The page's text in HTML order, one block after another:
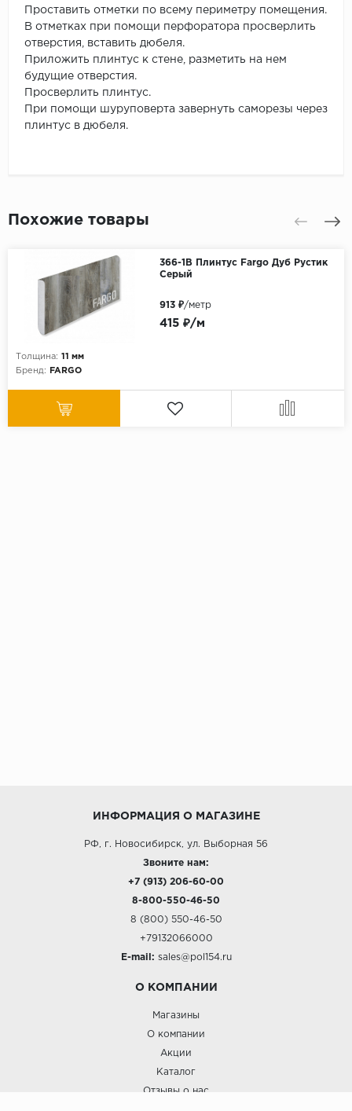
Проставить отметки по всему периметру помещения.
В отметках при помощи перфоратора просверлить
отверстия, вставить дюбеля.
Приложить плинтус к стене, разметить на нем
будущие отверстия.
Просверлить плинтус.
При помощи шуруповерта завернуть саморезы через
плинтус в дюбеля.
Похожие товары
366-1B Плинтус Fargo Дуб Рустик
Серый
Толщина: 11 мм
Бренд:
FARGO
415 ₽/м
913 ₽/метр
ИНФОРМАЦИЯ О МАГАЗИНЕ
РФ, г. Новосибирск, ул. Выборная 56
Звоните нам:
+7 (913) 206-60-00
8-800-550-46-50
8 (800) 550-46-50
+79132066000
E-mail: sales@pol154.ru
О КОМПАНИИ
Магазины
О компании
Акции
Каталог
Отзывы о нас